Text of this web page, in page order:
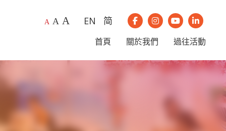
A A A EN 简 我們的Facebook
我們的Instagram
我們的我們的
首頁 關於我們 過往活動